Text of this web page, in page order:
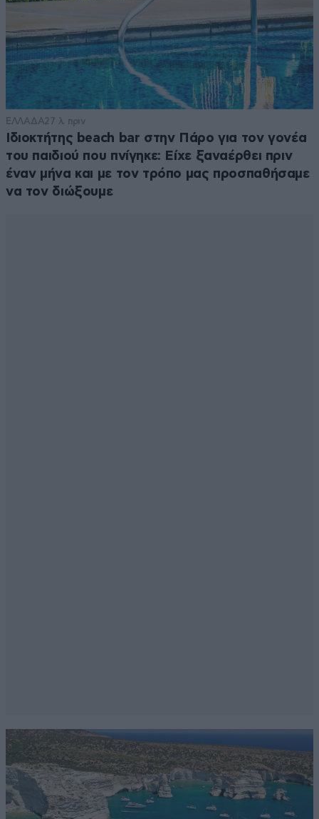
ΕΛΛΑΔΑ27 λ. πριν
Ιδιοκτήτης beach bar στην Πάρο για τον γονέα
του παιδιού που πνίγηκε: Είχε ξαναέρθει πριν
έναν μήνα και με τον τρόπο μας προσπαθήσαμε
να τον διώξουμε